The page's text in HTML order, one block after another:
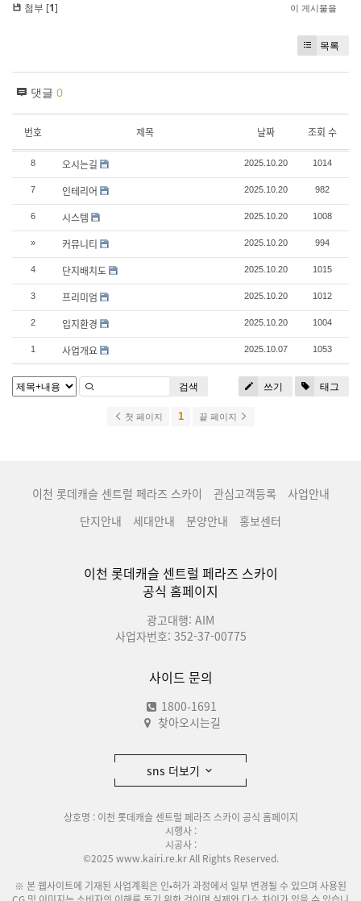
첨부 [1] 이 게시물을
목록
댓글 0
번호 제목 날짜 조회 수
8 오시는길 2025.10.20 1014
7 인테리어 2025.10.20 982
6 시스템 2025.10.20 1008
» 커뮤니티 2025.10.20 994
4 단지배치도 2025.10.20 1015
3 프리미엄 2025.10.20 1012
2 입지환경 2025.10.20 1004
1 사업개요 2025.10.07 1053
쓰기 태그
검색
첫 페이지 1 끝 페이지
이천 롯데캐슬 센트럴 페라즈 스카이 관심고객등록
사업안내
단지안내
세대안내 분양안내 홍보센터
이천 롯데캐슬 센트럴 페라즈 스카이
공식 홈페이지
광고대행: AIM
사업자번호: 352-37-00775
사이드 문의
1800-1691
찾아오시는길
sns 더보기
상호명 : 이천 롯데캐슬 센트럴 페라즈 스카이 공식 홈페이지
시행사 :
시공사 :
©2025 www.kairi.re.kr All Rights Reserved.
※ 본 웹사이트에 기재된 사업계획은 인•허가 과정에서 일부 변경될 수 있으며 사용된